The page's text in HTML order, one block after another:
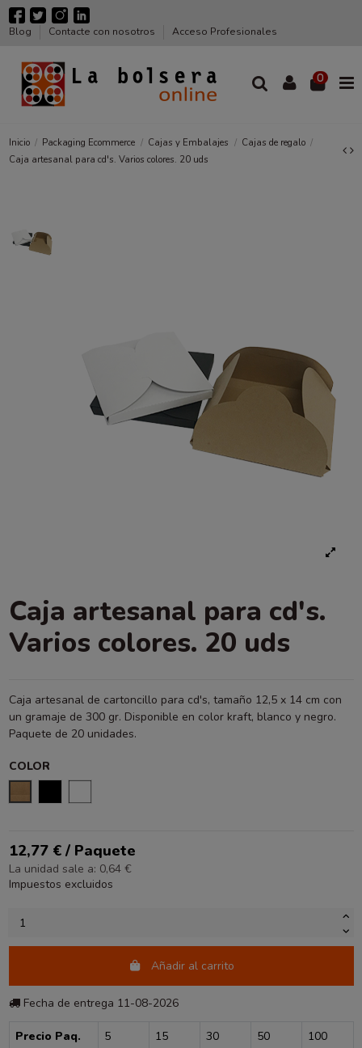
Blog Contacte con nosotros Acceso Profesionales
0
Inicio Packaging Ecommerce Cajas y Embalajes
Cajas de regalo
Caja artesanal para cd's. Varios colores. 20 uds
Caja artesanal para cd's.
Varios colores. 20 uds
Caja artesanal de cartoncillo para cd's, tamaño 12,5 x 14 cm con
un gramaje de 300 gr. Disponible en color kraft, blanco y negro.
Paquete de 20 unidades.
COLOR
12,77 € / Paquete
La unidad sale a: 0,64 €
Impuestos excluidos
Añadir al carrito
Fecha de entrega 11-08-2026
Precio Paq. 5 15 30 50
100